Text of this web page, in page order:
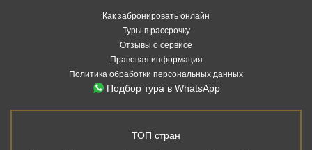
Как забронировать онлайн
Туры в рассрочку
Отзывы о сервисе
Правовая информация
Политика обработки персональных данных
Подбор тура в WhatsApp
ТОП стран